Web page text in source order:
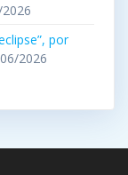
por
2026